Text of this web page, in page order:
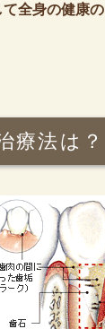
全身の健康
療法は？